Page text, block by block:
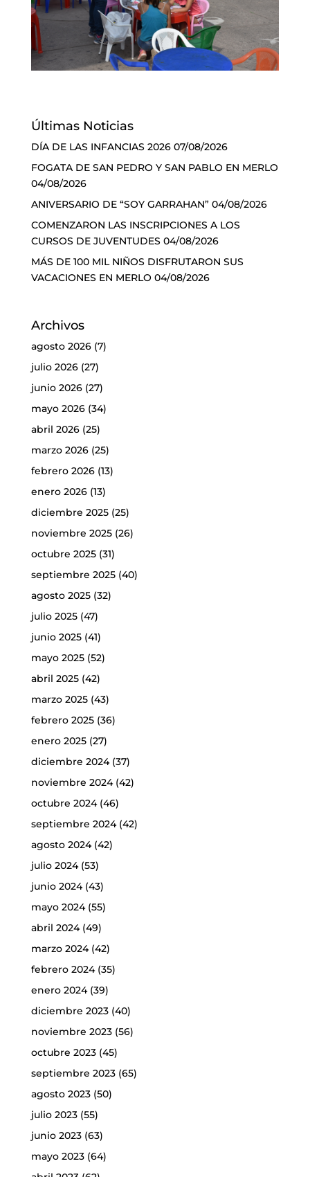
Últimas Noticias
DÍA DE LAS INFANCIAS 2026 07/08/2026
FOGATA DE SAN PEDRO Y SAN PABLO EN MERLO
04/08/2026
ANIVERSARIO DE “SOY GARRAHAN” 04/08/2026
COMENZARON LAS INSCRIPCIONES A LOS
CURSOS DE JUVENTUDES 04/08/2026
MÁS DE 100 MIL NIÑOS DISFRUTARON SUS
VACACIONES EN MERLO 04/08/2026
Archivos
agosto 2026(7)
julio 2026(27)
junio 2026(27)
mayo 2026(34)
abril 2026(25)
marzo 2026(25)
febrero 2026(13)
enero 2026(13)
diciembre 2025(25)
noviembre 2025(26)
octubre 2025(31)
septiembre 2025(40)
agosto 2025(32)
julio 2025(47)
junio 2025(41)
mayo 2025(52)
abril 2025(42)
marzo 2025(43)
febrero 2025(36)
enero 2025(27)
diciembre 2024(37)
noviembre 2024(42)
octubre 2024(46)
septiembre 2024(42)
agosto 2024(42)
julio 2024(53)
junio 2024(43)
mayo 2024(55)
abril 2024(49)
marzo 2024(42)
febrero 2024(35)
enero 2024(39)
diciembre 2023(40)
noviembre 2023(56)
octubre 2023(45)
septiembre 2023(65)
agosto 2023(50)
julio 2023(55)
junio 2023(63)
mayo 2023(64)